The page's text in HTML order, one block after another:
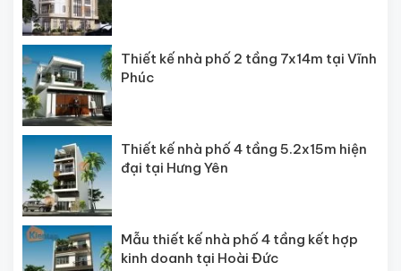
Thiết kế nhà phố 2 tầng 7x14m tại Vĩnh
Phúc
Thiết kế nhà phố 4 tầng 5.2x15m hiện
đại tại Hưng Yên
Mẫu thiết kế nhà phố 4 tầng kết hợp
kinh doanh tại Hoài Đức